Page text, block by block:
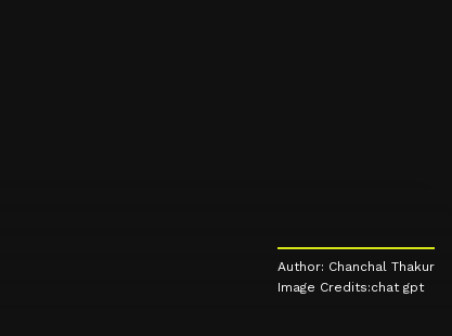
Author: Chanchal Thakur
Image Credits:chat gpt